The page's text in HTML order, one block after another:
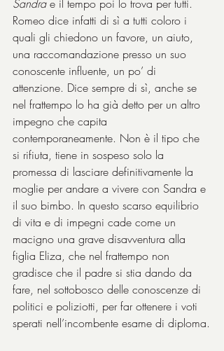
Sandra e il tempo poi lo trova per tutti.
Romeo dice infatti di sì a tutti coloro i
quali gli chiedono un favore, un aiuto,
una raccomandazione presso un suo
conoscente influente, un po’ di
attenzione. Dice sempre di sì, anche se
nel frattempo lo ha già detto per un altro
impegno che capita
contemporaneamente. Non è il tipo che
si rifiuta, tiene in sospeso solo la
promessa di lasciare definitivamente la
moglie per andare a vivere con Sandra e
il suo bimbo. In questo scarso equilibrio
di vita e di impegni cade come un
macigno una grave disavventura alla
figlia Eliza, che nel frattempo non
gradisce che il padre si stia dando da
fare, nel sottobosco delle conoscenze di
politici e poliziotti, per far ottenere i voti
sperati nell’incombente esame di diploma.